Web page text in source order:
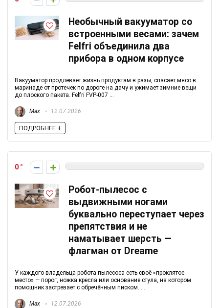
Необычный вакууматор со
встроенными весами: зачем
Felfri объединила два
прибора в одном корпусе
Вакууматор продлевает жизнь продуктам в разы, спасает мясо в
маринаде от протечек по дороге на дачу и ужимает зимние вещи
до плоского пакета. Felfri FVP-007 ...
Max 12.07.2026
ПОДРОБНЕЕ +
0
Робот-пылесос с
выдвижными ногами
буквально переступает через
препятствия и не
наматывает шерсть —
флагман от Dreame
У каждого владельца робота-пылесоса есть своё «проклятое
место» — порог, ножка кресла или основание стула, на котором
помощник застревает с обречённым писком. ...
Max 12.07.2026